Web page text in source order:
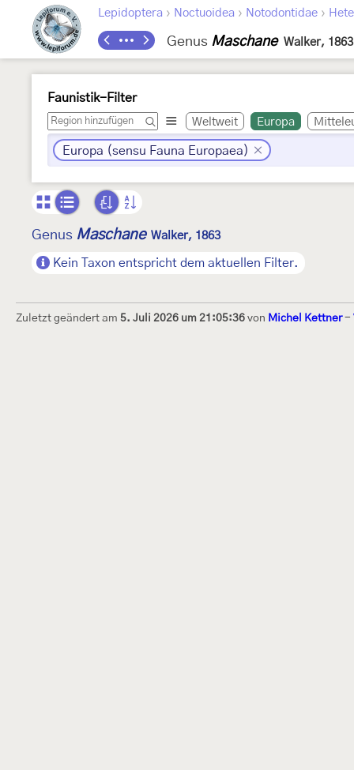
Lepidoptera › Noctuoidea › Notodontidae ›
Genus Maschane Walker, 1863
Faunistik-Filter
Weltweit Europa
Europa (sensu Fauna Europaea)
Genus Maschane Walker, 1863
Kein Taxon entspricht dem aktuellen Filter.
Zuletzt geändert am 5. Juli 2026 um 21:05:36 von Michel Kettner-